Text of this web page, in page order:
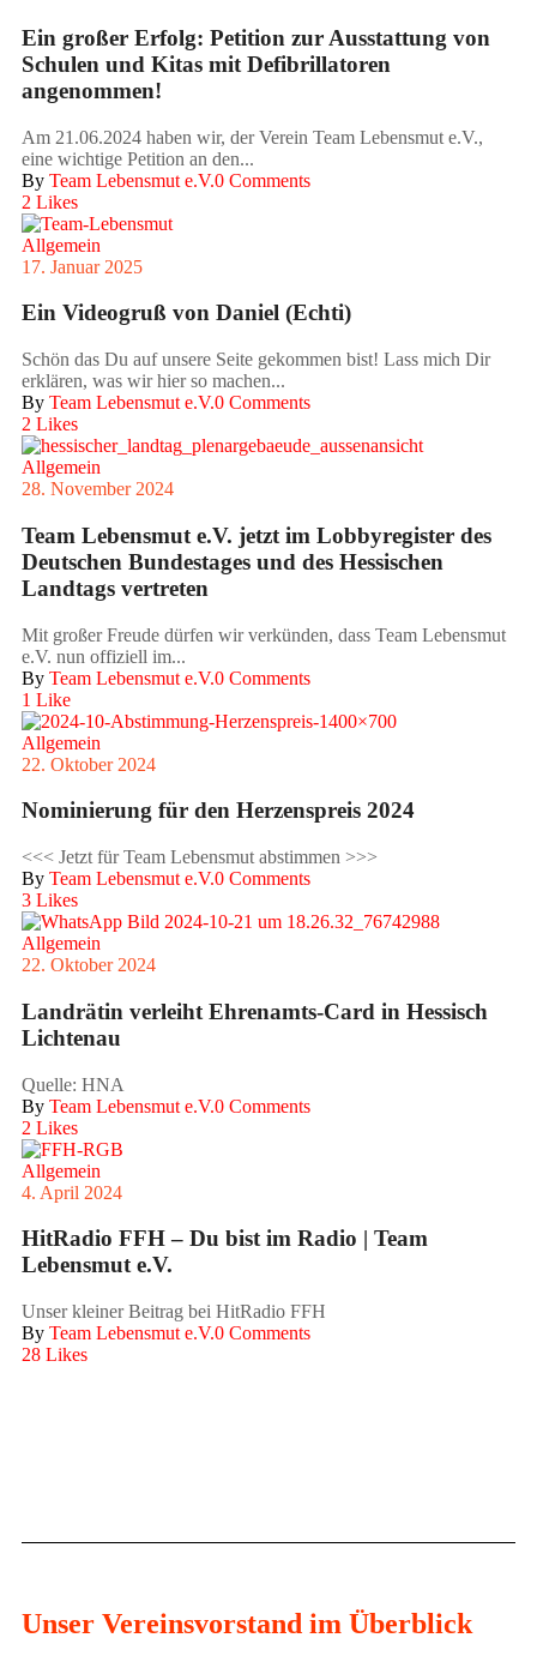
Ein großer Erfolg: Petition zur Ausstattung von
Schulen und Kitas mit Defibrillatoren
angenommen!
Am 21.06.2024 haben wir, der Verein Team Lebensmut e.V.,
eine wichtige Petition an den...
By Team Lebensmut e.V.0 Comments
2 Likes
Allgemein
17. Januar 2025
Ein Videogruß von Daniel (Echti)
Schön das Du auf unsere Seite gekommen bist! Lass mich Dir
erklären, was wir hier so machen...
By Team Lebensmut e.V.0 Comments
2 Likes
Allgemein
28. November 2024
Team Lebensmut e.V. jetzt im Lobbyregister des
Deutschen Bundestages und des Hessischen
Landtags vertreten
Mit großer Freude dürfen wir verkünden, dass Team Lebensmut
e.V. nun offiziell im...
By Team Lebensmut e.V.0 Comments
1 Like
Allgemein
22. Oktober 2024
Nominierung für den Herzenspreis 2024
<<< Jetzt für Team Lebensmut abstimmen >>>
By Team Lebensmut e.V.0 Comments
3 Likes
Allgemein
22. Oktober 2024
Landrätin verleiht Ehrenamts-Card in Hessisch
Lichtenau
Quelle: HNA
By Team Lebensmut e.V.0 Comments
2 Likes
Allgemein
4. April 2024
HitRadio FFH – Du bist im Radio | Team
Lebensmut e.V.
Unser kleiner Beitrag bei HitRadio FFH
By Team Lebensmut e.V.0 Comments
28 Likes
Unser Vereinsvorstand im Überblick